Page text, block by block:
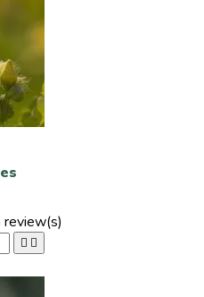
review(s)
 